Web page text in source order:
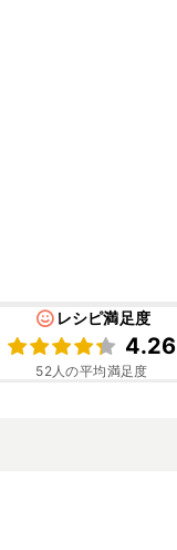
レシピ満足度
4.26
52人の平均満足度